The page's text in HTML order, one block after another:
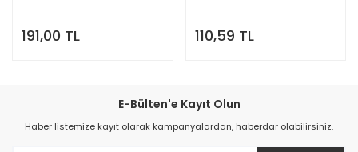
191,00 TL 110,59 TL
E-Bülten'e Kayıt Olun
Haber listemize kayıt olarak kampanyalardan, haberdar olabilirsiniz.